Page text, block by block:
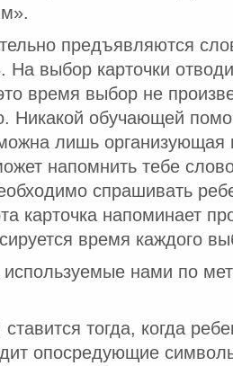
предъявляются
На выбор карточки
время выбор не
Никакой обучающей
лишь
напомнить тебе
спрашивать
карточка напоминает
время каждого
используемые нами по
тогда, когда
опосредующие